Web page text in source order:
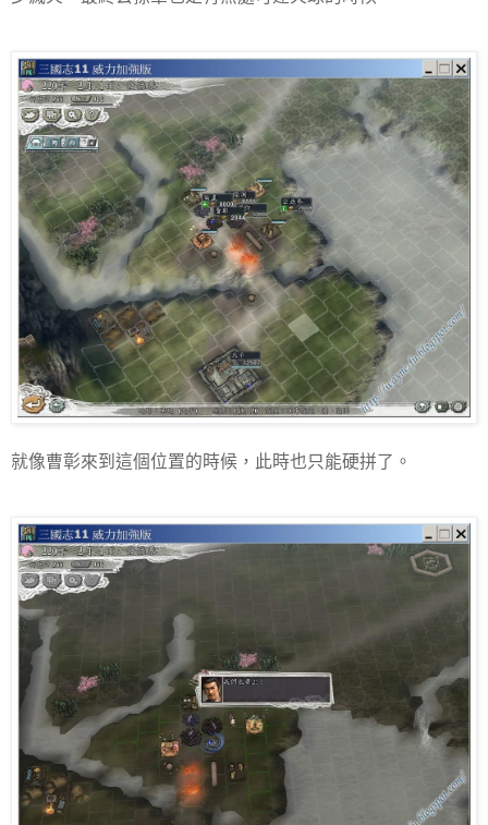
就像曹彰來到這個位置的時候，此時也只能硬拼了。